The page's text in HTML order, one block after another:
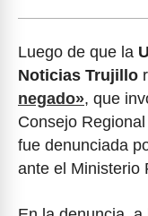
Luego de que la
Noticias Trujillo
negado», que
Consejo
fue denunciada
ante el Ministerio